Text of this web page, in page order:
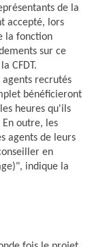
de la
accepté, lors
la fonction
sur ce
CFDT.
recrutés
bénéficieront
heures qu'ils
outre, les
agents de leurs
en
indique la